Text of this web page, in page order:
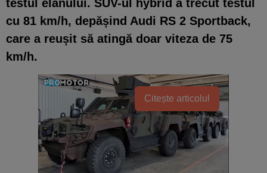
testul elanului. SUV-ul hybrid a trecut testul
cu 81 km/h, depășind Audi RS 2 Sportback,
care a reușit să atingă doar viteza de 75
km/h.
Citește articolul